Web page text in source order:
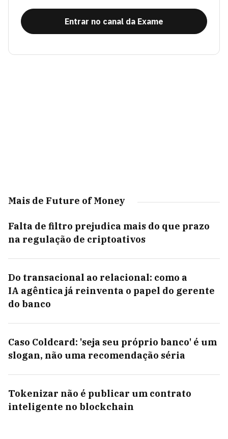
Entrar no canal da Exame
Mais de Future of Money
Falta de filtro prejudica mais do que prazo
na regulação de criptoativos
Do transacional ao relacional: como a
IA agêntica já reinventa o papel do gerente
do banco
Caso Coldcard: 'seja seu próprio banco' é um
slogan, não uma recomendação séria
Tokenizar não é publicar um contrato
inteligente no blockchain